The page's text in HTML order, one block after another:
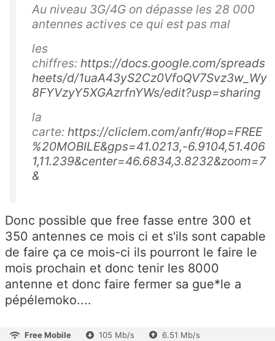
Au niveau 3G/4G on dépasse les 28 000
antennes actives ce qui est pas mal
les
chiffres: https://docs.google.com/spreads
heets/d/1uaA43yS2Cz0VfoQV7Svz3w_Wy
8FYVzyY5XGAzrfnYWs/edit?usp=sharing
la
carte: https://cliclem.com/anfr/#op=FREE
%20MOBILE&gps=41.0213,-6.9104,51.406
1,11.239&center=46.6834,3.8232&zoom=7
&
Donc possible que free fasse entre 300 et
350 antennes ce mois ci et s'ils sont capable
de faire ça ce mois-ci ils pourront le faire le
mois prochain et donc tenir les 8000
antenne et donc faire fermer sa gue*le a
pépélemoko....
Free Mobile 105 Mb/s 6.51 Mb/s